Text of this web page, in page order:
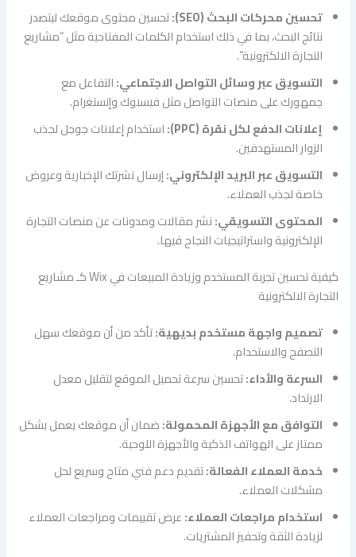
تحسين محركات البحث (SEO):
تحسين محتوى موقعك ليتصدر
نتائج البحث، بما في ذلك استخدام الكلمات المفتاحية مثل “مشاريع
التجارة الالكترونية”.
التسويق عبر وسائل التواصل الاجتماعي:التفاعل مع
جمهورك على منصات التواصل مثل فيسبوك وإنستغرام.
إعلانات الدفع لكل نقرة (PPC):
استخدام إعلانات جوجل لجذب
الزوار المستهدفين.
التسويق عبر البريد الإلكتروني:إرسال نشرتك الإخبارية وعروض
خاصة لجذب العملاء.
المحتوى التسويقي:نشر مقالات ومدونات عن منصات التجارة
الإلكترونية واستراتيجيات النجاح فيها.
كيفية تحسين تجربة المستخدم وزيادة المبيعات في Wix كـ مشاريع
التجارة الالكترونية
تصميم واجهة مستخدم بديهية:تأكد من أن موقعك سهل
التصفح والاستخدام.
السرعة والأداء:تحسين سرعة تحميل الموقع لتقليل معدل
الارتداد.
التوافق مع الأجهزة المحمولة:ضمان أن موقعك يعمل بشكل
ممتاز على الهواتف الذكية والأجهزة اللوحية.
خدمة العملاء الفعالة:تقديم دعم فني متاح وسريع لحل
مشكلات العملاء.
استخدام مراجعات العملاء:عرض تقييمات ومراجعات العملاء
لزيادة الثقة وتحفيز المشتريات.